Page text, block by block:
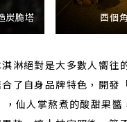
炭脆塔 酉個
淋絕對是大多數人嚮往
了自身品牌特色，開發
，仙人掌熬煮的酸甜果醬